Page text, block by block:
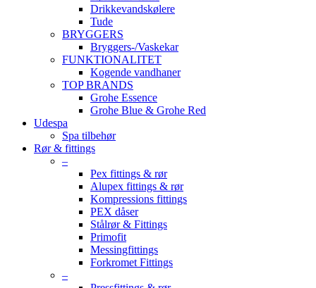
Drikkevandskølere
Tude
BRYGGERS
Bryggers-/Vaskekar
FUNKTIONALITET
Kogende vandhaner
TOP BRANDS
Grohe Essence
Grohe Blue & Grohe Red
Udespa
Spa tilbehør
Rør & fittings
–
Pex fittings & rør
Alupex fittings & rør
Kompressions fittings
PEX dåser
Stålrør & Fittings
Primofit
Messingfittings
Forkromet Fittings
–